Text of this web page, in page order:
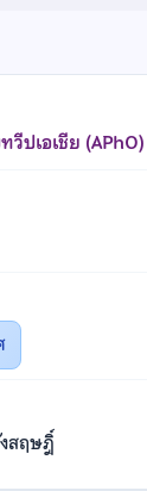
ปเอเชีย (APhO)
สฤษฎิ์